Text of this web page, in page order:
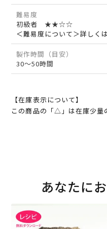
難易度
初級者 ★★☆☆
＜難易度について＞詳しく
製作時間（目安）
30～50時間
【在庫表示について】
この商品の「△」は在庫少量
あなたに